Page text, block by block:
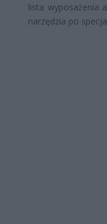
lista wyposażenia
narzędzia po